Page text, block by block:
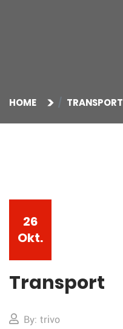
HOME TRANSPORT
26
Okt.
Transport
By: trivo